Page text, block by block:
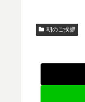
朝のご挨拶